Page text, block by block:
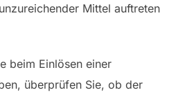
Mittel auftreten
beim Einlösen einer
überprüfen Sie, ob der